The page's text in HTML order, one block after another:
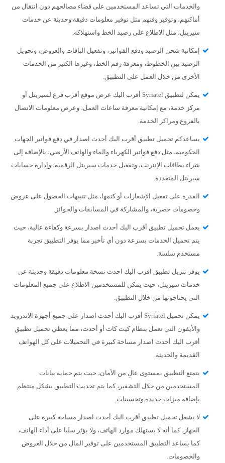
والخدمات التي تساعد المستخدمين على قضاء مصالحهم دون انتقال من
أماكنهم، وتوفير وقتهم مثل توفير معلومات دقيقة وحديثة عن خدمات
سيريتل، مثل الاطلاع على رصيد الخط واستهلاكه.
إمكانية شحن الرصيد ودفع الفواتير، وتفعيل الباقات والعروض، وتحويل
الرصيد بين الخطوط، ومعرفة رقم الخط، وغيرها الكثير من الخدمات
الأخرى من خلال العمل على التطبيق.
يمكن لتطبيق Syriatel أقرب اليك عرض موقع أقرب فرع لسيريتل أو
مركز خدمة، مع إمكانية معرفة ساعات العمل، وعرض معلومات الاتصال
بالفروع ومراكز الخدمة.
يساعدكم تحميل تطبيق أقرب اليك أحدث اصدار في دفع فواتير الجهات
الحكومية، مثل دفع فواتير الكهرباء والماء والهاتف الأرضي، بالإضافة إلى
شراء بطاقات الإنترنت، وتفعيل خدمات سيريتل الرقمية، وإدارة حسابات
سيريتل المتعددة.
القدرة على تفعيل الإشعارات أو كتمها، مثل تنبيهات الحصول على عروض
وخصومات حصرية، والمشاركة في المسابقات والجوائز.
يعمل تحميل تطبيق أقرب اليك أحدث اصدار بسرعة وكفاءة عالية، حيث
يتم تحميل الخدمات بسرعة دون أي تأخير مما يوفر التطبيق تجربة
مستخدم سلسة.
يوفر تنزيل تطبيق اقرب اليك احدث نسخة معلومات دقيقة وحديثة عن
خدمات سيريتل، حيث يمكن للمستخدمين الاطلاع على جميع المعلومات
التي يحتاجونها من خلال التطبيق.
يمكن تحميل Syriatel أقرب اليك أحدث اصدار على جميع أجهزة الاندرويد
والأيفون التي تعمل بنظام كيت كات أو أحدث، مما يعطي تحميل تطبيق
أقرب اليك أحدث اصدار مساحة كبيرة في التحميلات على كل الهواتف
القديمة والحديثة.
يتمتع التطبيق بمستوى عالٍ من الأمان، حيث يتم حماية بيانات
المستخدمين من خلال التشفير، كما يتم تحديث التطبيق بشكل منتظم
بإضافة ميزات جديدة وتحسينات.
لا يشغل تحميل تطبيق أقرب اليك أحدث اصدار مساحة كبيرة على
الجهاز، كما أنه لا يستهلك موارد الهاتف، ولا يؤثر سلبا على أداء الهاتف،
كما يساعد التطبيق المستخدمين على توفير المال من خلال العروض
والخصومات.